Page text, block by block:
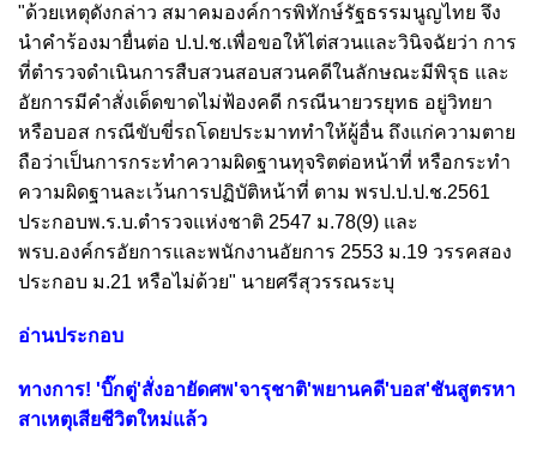
"ด้วยเหตุดังกล่าว สมาคมองค์การพิทักษ์รัฐธรรมนูญไทย จึง
นำคำร้องมายื่นต่อ ป.ป.ช.เพื่อขอให้ไต่สวนและวินิจฉัยว่า การ
ที่ตำรวจดำเนินการสืบสวนสอบสวนคดีในลักษณะมีพิรุธ และ
อัยการมีคำสั่งเด็ดขาดไม่ฟ้องคดี กรณีนายวรยุทธ อยู่วิทยา
หรือบอส กรณีขับขี่รถโดยประมาททำให้ผู้อื่น ถึงแก่ความตาย
ถือว่าเป็นการกระทำความผิดฐานทุจริตต่อหน้าที่ หรือกระทำ
ความผิดฐานละเว้นการปฏิบัติหน้าที่ ตาม พรป.ป.ป.ช.2561
ประกอบพ.ร.บ.ตำรวจแห่งชาติ 2547 ม.78(9) และ
พรบ.องค์กรอัยการและพนักงานอัยการ 2553 ม.19 วรรคสอง
ประกอบ ม.21 หรือไม่ด้วย" นายศรีสุวรรณระบุ
อ่านประกอบ
ทางการ! 'บิ๊กตู่'สั่งอายัดศพ'จารุชาติ'พยานคดี'บอส'ชันสูตรหา
สาเหตุเสียชีวิตใหม่แล้ว